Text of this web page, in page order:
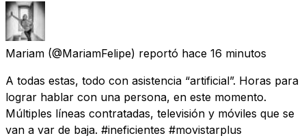
Mariam (@MariamFelipe) reportó hace 16 minutos
A todas estas, todo con asistencia “artificial”. Horas para
lograr hablar con una persona, en este momento.
Múltiples líneas contratadas, televisión y móviles que se
van a var de baja. #ineficientes #movistarplus